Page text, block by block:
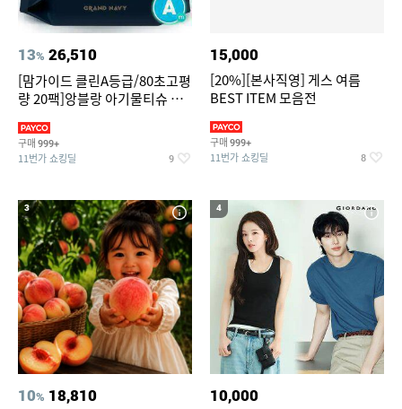
13% 26,510
[맘가이드 클린A등급/80초고평
량 20팩]앙블랑 아기물티슈 그
구매 999+
11번가 쇼킹딜 9
15,000
[20%][본사직영] 게스 여름
BEST ITEM 모음전
구매 999+
11번가 쇼킹딜 8
3
10% 18,810
4
10,000